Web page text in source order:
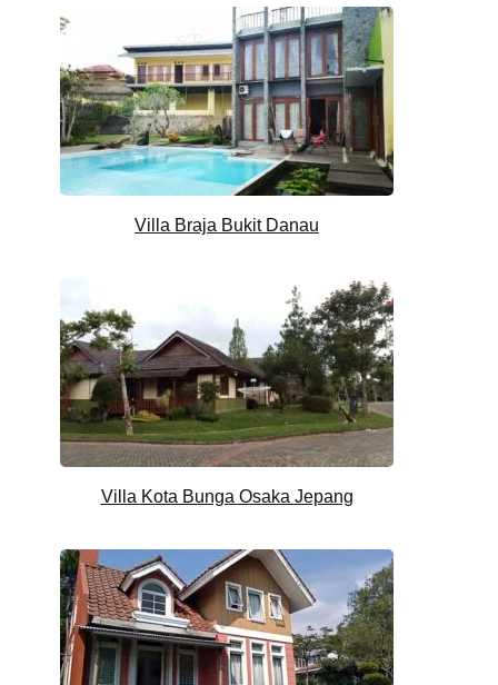
Villa Braja Bukit Danau
Villa Kota Bunga Osaka Jepang